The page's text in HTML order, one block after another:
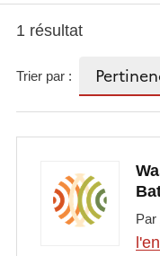
1 résultat
Trier par :
Par